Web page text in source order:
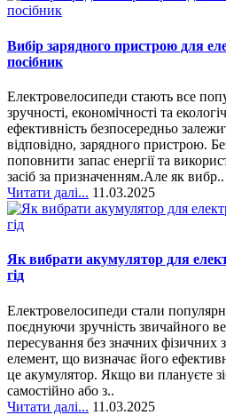
Вибір зарядного пристрою для
посібник
Електровелосипеди стають все
зручності, економічності та
ефективність безпосередньо
відповідно, зарядного пристрою.
поповнити запас енергії та
засіб за призначенням.Але як вибр..
Читати далі... 11.03.2025
Як вибрати акумулятор для
гід
Електровелосипеди стали
поєднуючи зручність звичайного
пересування без значних
елемент, що визначає його
це акумулятор. Якщо ви плануєте
самостійно або з..
Читати далі... 11.03.2025